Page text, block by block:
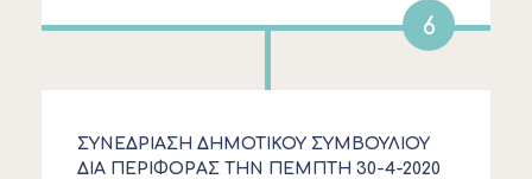
6
ΣΥΝΕΔΡΙΑΣΗ ΔΗΜΟΤΙΚΟΥ ΣΥΜΒΟΥΛΙΟΥ
ΔΙΑ ΠΕΡΙΦΟΡΑΣ ΤΗΝ ΠΕΜΠΤΗ 30-4-2020